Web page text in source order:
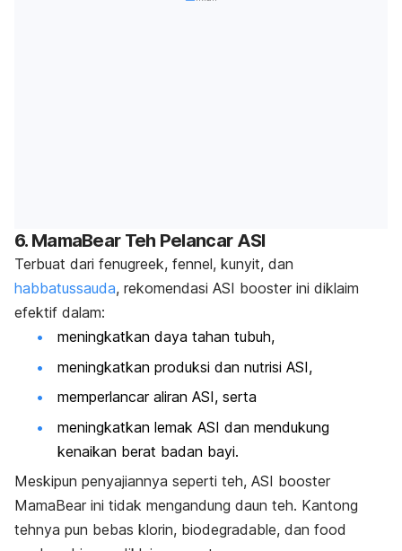
6. MamaBear Teh Pelancar ASI
Terbuat dari fenugreek, fennel, kunyit, dan
habbatussauda, rekomendasi ASI booster ini diklaim
efektif dalam:
meningkatkan daya tahan tubuh,
meningkatkan produksi dan nutrisi ASI,
memperlancar aliran ASI, serta
meningkatkan lemak ASI dan mendukung
kenaikan berat badan bayi.
Meskipun penyajiannya seperti teh, ASI booster
MamaBear ini tidak mengandung daun teh. Kantong
tehnya pun bebas klorin, biodegradable, dan food